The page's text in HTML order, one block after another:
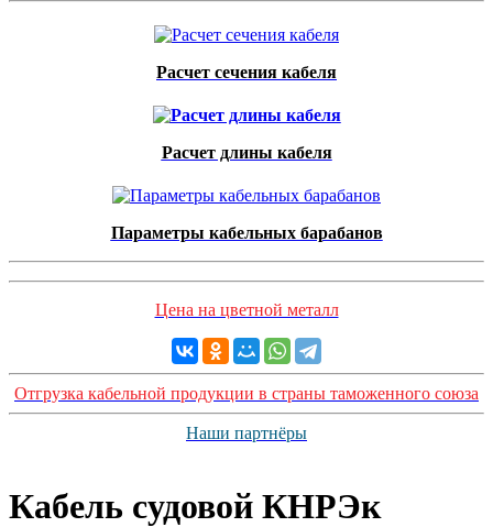
Расчет сечения кабеля
Расчет длины кабеля
Параметры кабельных барабанов
Цена на цветной металл
Отгрузка кабельной продукции в страны таможенного союза
Наши партнёры
Кабель судовой КНРЭк